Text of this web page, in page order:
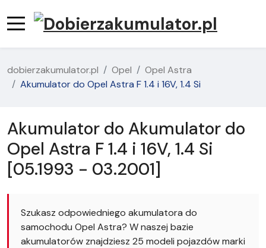
dobierzakumulator.pl Opel
Opel Astra
Akumulator do Opel Astra F 1.4 i 16V, 1.4 Si
Akumulator do Akumulator do
Opel Astra F 1.4 i 16V, 1.4 Si
[05.1993 - 03.2001]
Szukasz odpowiedniego akumulatora do
samochodu Opel Astra? W naszej bazie
akumulatorów znajdziesz 25 modeli pojazdów marki